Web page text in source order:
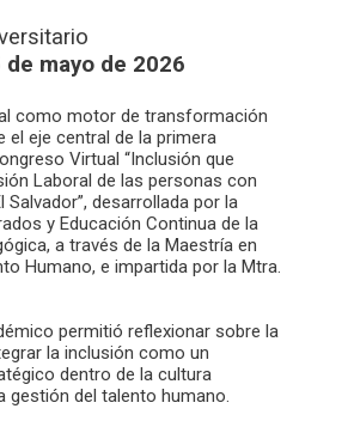
mayo de 2026
como motor de transformación
el eje central de la primera
Virtual “Inclusión que
Laboral de las personas con
Salvador”, desarrollada por la
y Educación Continua de la
a través de la Maestría en
Humano, e impartida por la Mtra.
permitió reflexionar sobre la
la inclusión como un
dentro de la cultura
gestión del talento humano.